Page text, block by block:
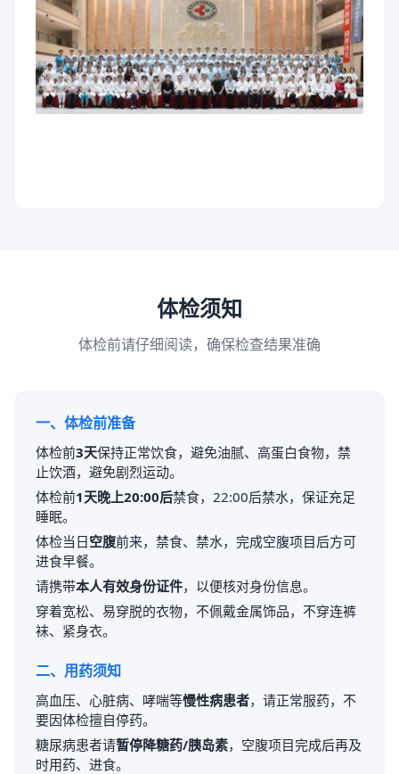
体检须知
体检前请仔细阅读，确保检查结果准确
一、体检前准备
体检前3天保持正常饮食，避免油腻、高蛋白食物，禁
止饮酒，避免剧烈运动。
体检前1天晚上20:00后禁食，22:00后禁水，保证充足
睡眠。
体检当日空腹前来，禁食、禁水，完成空腹项目后方可
进食早餐。
请携带本人有效身份证件，以便核对身份信息。
穿着宽松、易穿脱的衣物，不佩戴金属饰品，不穿连裤
袜、紧身衣。
二、用药须知
高血压、心脏病、哮喘等慢性病患者，请正常服药，不
要因体检擅自停药。
糖尿病患者请暂停降糖药/胰岛素，空腹项目完成后再及
时用药、进食。